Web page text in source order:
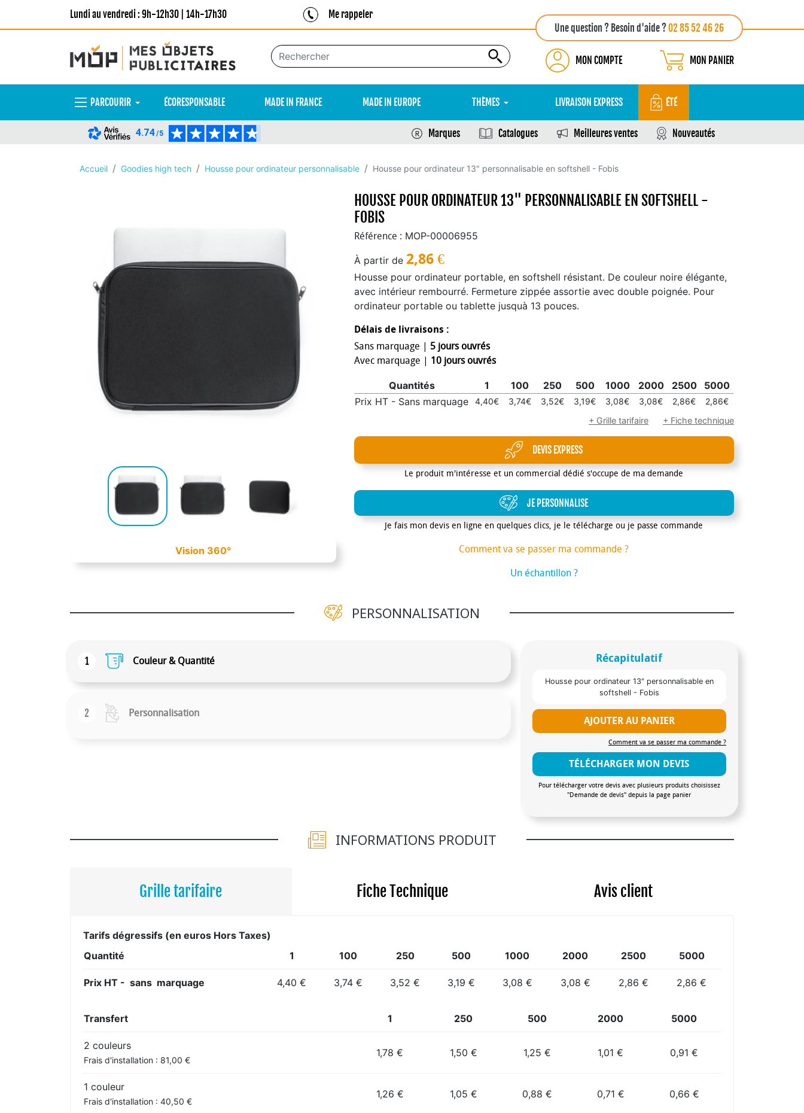
Lundi au vendredi : 9h-12h30 | 14h-17h30
Me rappeler
Une question ? Besoin d'aide ?02 85 52 46 26
MON COMPTE MON PANIER
PARCOURIR ÉCORESPONSABLE MADE IN FRANCE MADE IN EUROPE THÈMES LIVRAISON EXPRESS ÉTÉ
4.74/5 Marques Catalogues Meilleures ventes Nouveautés
Accueil Goodies high tech Housse pour ordinateur personnalisable Housse pour ordinateur 13" personnalisable en softshell - Fobis
Vision 360°
HOUSSE POUR ORDINATEUR 13" PERSONNALISABLE EN SOFTSHELL -
FOBIS
Référence : MOP-00006955
À partir de 2,86 €
Housse pour ordinateur portable, en softshell résistant. De couleur noire élégante,
avec intérieur rembourré. Fermeture zippée assortie avec double poignée. Pour
ordinateur portable ou tablette jusquà 13 pouces.
Délais de livraisons :
Sans marquage | 5 jours ouvrés
Avec marquage | 10 jours ouvrés
Quantités 1 100 250 500 1000 2000 2500
5000
Prix HT - Sans marquage
4,40€ 3,74€ 3,52€ 3,19€ 3,08€ 3,08€ 2,86€
2,86€
+ Grille tarifaire
+ Fiche technique
DEVIS EXPRESS
Le produit m'intéresse et un commercial dédié s'occupe de ma demande
JE PERSONNALISE
Je fais mon devis en ligne en quelques clics, je le télécharge ou je passe commande
Comment va se passer ma commande ?
Un échantillon ?
PERSONNALISATION
1 Couleur & Quantité
2 Personnalisation
Récapitulatif
Housse pour ordinateur 13" personnalisable en
softshell - Fobis
AJOUTER AU PANIER
Comment va se passer ma commande ?
TÉLÉCHARGER MON DEVIS
Pour télécharger votre devis avec plusieurs produits choisissez
"Demande de devis" depuis la page panier
INFORMATIONS PRODUIT
Grille tarifaire Fiche Technique Avis client
Tarifs dégressifs (en euros Hors Taxes)
Quantité
1 100 250 500 1000 2000 2500 5000
Prix HT - sans marquage 4,40 € 3,74 € 3,52 € 3,19 € 3,08 € 3,08 € 2,86 € 2,86 €
Transfert 1 250 500 2000 5000
2 couleurs
Frais d'installation : 81,00 €
1,78 € 1,50 € 1,25 € 1,01 € 0,91 €
1 couleur
Frais d'installation : 40,50 €
1,26 € 1,05 € 0,88 € 0,71 € 0,66 €